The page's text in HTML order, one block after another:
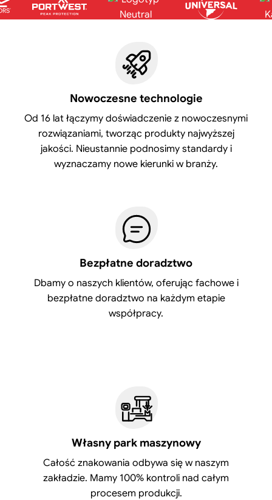
Nowoczesne technologie
Od 16 lat łączymy doświadczenie z nowoczesnymi
rozwiązaniami, tworząc produkty najwyższej
jakości. Nieustannie podnosimy standardy i
wyznaczamy nowe kierunki w branży.
Bezpłatne doradztwo
Dbamy o naszych klientów, oferując fachowe i
bezpłatne doradztwo na każdym etapie
współpracy.
Własny park maszynowy
Całość znakowania odbywa się w naszym
zakładzie. Mamy 100% kontroli nad całym
procesem produkcji.